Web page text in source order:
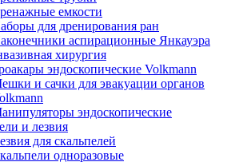
емкости
для дренирования ран
аспирационные Янкауэра
хирургия
эндоскопические Volkmann
и сачки для эвакуации органов
эндоскопические
и лезвия
для скальпелей
одноразовые